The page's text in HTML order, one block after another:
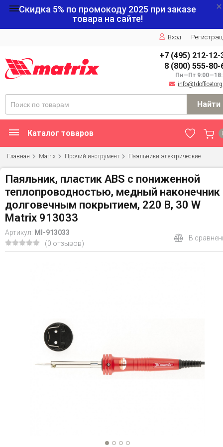
Скидка 5% по промокоду 2025 при заказе
товара на сайте!
Вход
+7 (495) 212-12-
8 (800) 555-80-
Пн—Пт
Найти
Каталог товаров
Главная Matrix Прочий инструмент Паяльники электрические
Паяльник, пластик ABS с пониженной
теплопроводностью, медный наконечник
долговечным покрытием, 220 В, 30 W
Matrix 913033
Артикул: MI-913033
(0 отзывов)
В